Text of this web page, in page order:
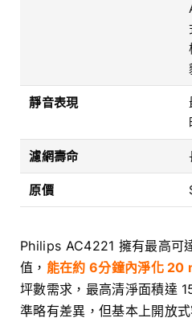
靜音表現
濾網壽命
原價
Philips AC4221 擁有最高可
值， 能在約 6分鐘內淨化 20
坪數需求，最高清淨面積達
準略有差異，但基本上開放